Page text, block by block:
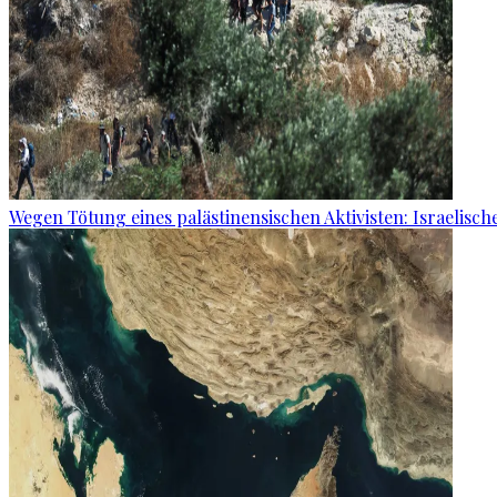
Wegen Tötung eines palästinensischen Aktivisten: